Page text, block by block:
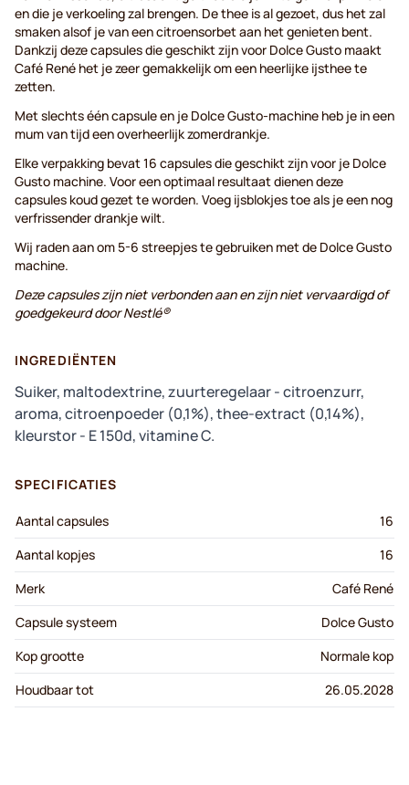
en die je verkoeling zal brengen. De thee is al gezoet, dus het zal
smaken alsof je van een citroensorbet aan het genieten bent.
Dankzij deze capsules die geschikt zijn voor Dolce Gusto maakt
Café René het je zeer gemakkelijk om een heerlijke ijsthee te
zetten.
Met slechts één capsule en je Dolce Gusto-machine heb je in een
mum van tijd een overheerlijk zomerdrankje.
Elke verpakking bevat 16 capsules die geschikt zijn voor je Dolce
Gusto machine. Voor een optimaal resultaat dienen deze
capsules koud gezet te worden. Voeg ijsblokjes toe als je een nog
verfrissender drankje wilt.
Wij raden aan om 5-6 streepjes te gebruiken met de Dolce Gusto
machine.
Deze capsules zijn niet verbonden aan en zijn niet vervaardigd of
goedgekeurd door Nestlé®
INGREDIËNTEN
Suiker, maltodextrine, zuurteregelaar - citroenzurr,
aroma, citroenpoeder (0,1%), thee-extract (0,14%),
kleurstor - E 150d, vitamine C.
SPECIFICATIES
Aantal capsules
16
Aantal kopjes
16
Merk
Café René
Capsule systeem
Dolce Gusto
Kop grootte
Normale kop
Houdbaar tot
26.05.2028